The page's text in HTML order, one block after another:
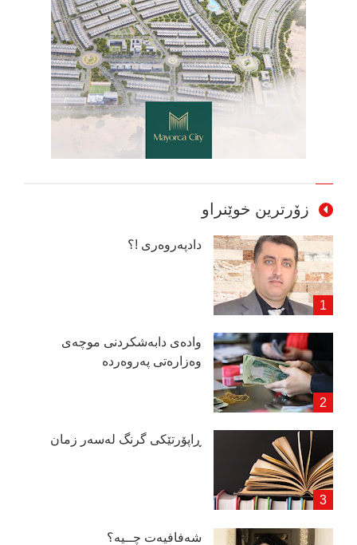
زۆرترین خوێنراو
دادپەروەری !؟
وادەی دابەشكردنی موچەی
وەزارەتی پەروەردە
ڕاپۆرتێكی گرنگ لەسەر زمان
شەفافیەت چــیە؟